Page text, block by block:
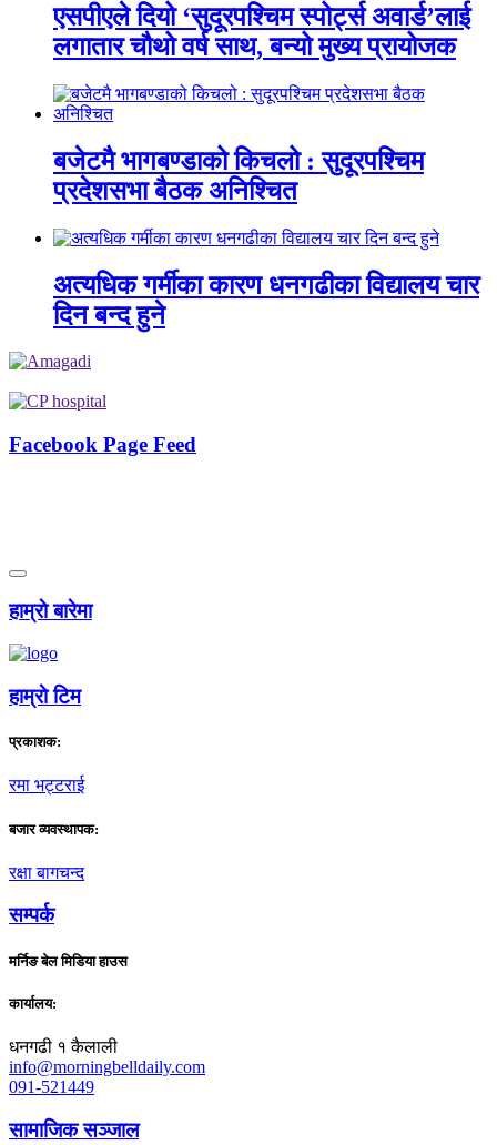
एसपीएले दियो ‘सुदूरपश्चिम स्पोर्ट्स अवार्ड’लाई
लगातार चौथो वर्ष साथ, बन्यो मुख्य प्रायोजक
बजेटमै भागबण्डाको किचलो : सुदूरपश्चिम
प्रदेशसभा बैठक अनिश्चित
अत्यधिक गर्मीका कारण धनगढीका विद्यालय चार
दिन बन्द हुने
Facebook Page Feed
हाम्राे बारेमा
हाम्राे टिम
प्रकाशक:
रमा भट्टराई
बजार व्यवस्थापक:
रक्षा बागचन्द
सम्पर्क
मर्निङ बेल मिडिया हाउस
कार्यालय:
धनगढी १ कैलाली
info@morningbelldaily.com
091-521449
सामाजिक सञ्जाल